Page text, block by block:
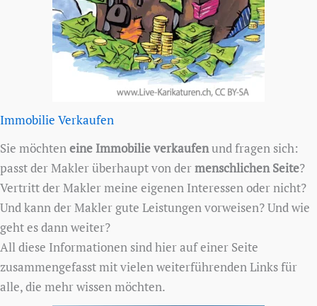
Immobilie Verkaufen
Sie möchteneine Immobilie verkaufenund fragen sich:
passt der Makler überhaupt von dermenschlichen Seite?
Vertritt der Makler meine eigenen Interessen oder nicht?
Und kann der Makler gute Leistungen vorweisen? Und wie
geht es dann weiter?
All diese Informationen sind hier auf einer Seite
zusammengefasst mit vielen weiterführenden Links für
alle, die mehr wissen möchten.